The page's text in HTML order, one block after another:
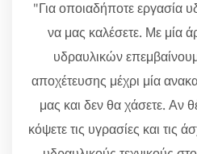
"Για οποιαδήποτε εργασία
να μας καλέσετε. Με μία
υδραυλικών
αποχέτευσης μέχρι μία
μας και δεν θα χάσετε. Αν
κόψετε τις υγρασίες και τις